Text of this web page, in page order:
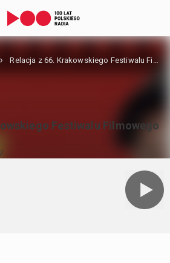
Relacja z 66. Krakowskiego Festiwalu Filmowego
Festiwalu Filmowego